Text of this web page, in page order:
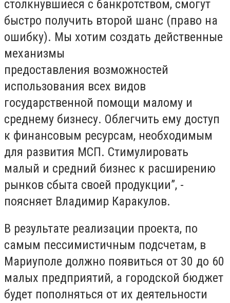
столкнувшиеся с банкротством, смогут
быстро получить второй шанс (право на
ошибку). Мы хотим создать действенные
механизмы
предоставления возможностей
использования всех видов
государственной помощи малому и
среднему бизнесу. Облегчить ему доступ
к финансовым ресурсам, необходимым
для развития МСП. Стимулировать
малый и средний бизнес к расширению
рынков сбыта своей продукции”, -
поясняет Владимир Каракулов.
В результате реализации проекта, по
самым пессимистичным подсчетам, в
Мариуполе должно появиться от 30 до 60
малых предприятий, а городской бюджет
будет пополняться от их деятельности